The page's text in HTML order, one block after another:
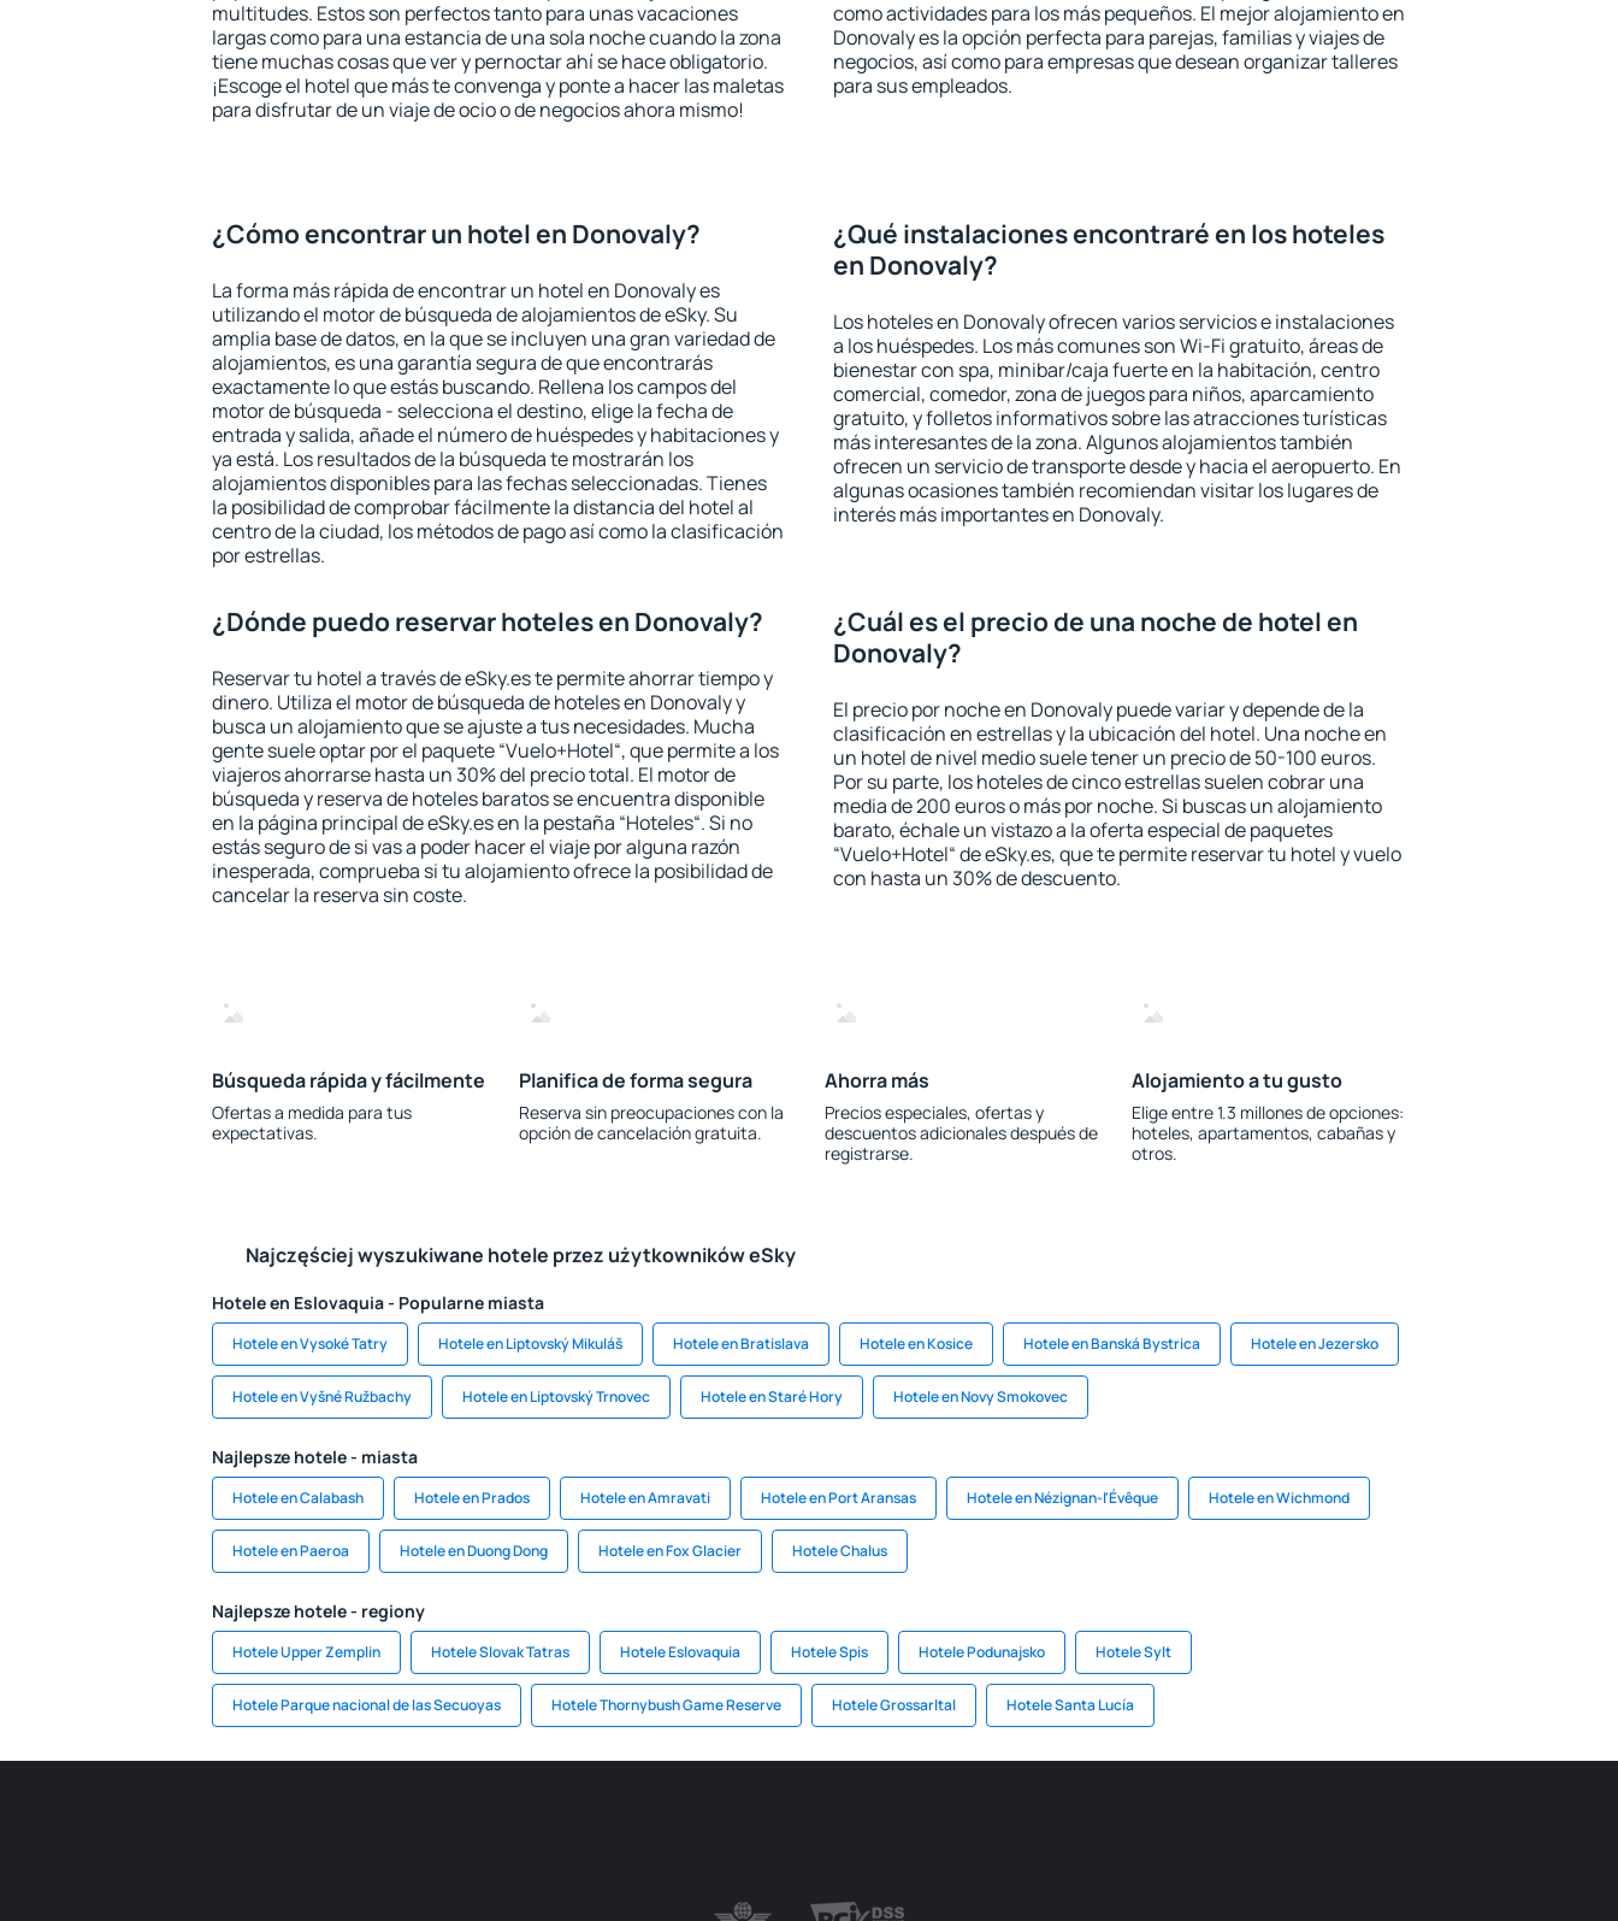
multitudes. Estos son perfectos tanto para unas vacaciones
largas como para una estancia de una sola noche cuando la zona
tiene muchas cosas que ver y pernoctar ahí se hace obligatorio.
¡Escoge el hotel que más te convenga y ponte a hacer las maletas
para disfrutar de un viaje de ocio o de negocios ahora mismo!
como actividades para los más pequeños. El mejor alojamiento en
Donovaly es la opción perfecta para parejas, familias y viajes de
negocios, así como para empresas que desean organizar talleres
para sus empleados.
¿Cómo encontrar un hotel en Donovaly?
La forma más rápida de encontrar un hotel en Donovaly es
utilizando el motor de búsqueda de alojamientos de eSky. Su
amplia base de datos, en la que se incluyen una gran variedad de
alojamientos, es una garantía segura de que encontrarás
exactamente lo que estás buscando. Rellena los campos del
motor de búsqueda - selecciona el destino, elige la fecha de
entrada y salida, añade el número de huéspedes y habitaciones y
ya está. Los resultados de la búsqueda te mostrarán los
alojamientos disponibles para las fechas seleccionadas. Tienes
la posibilidad de comprobar fácilmente la distancia del hotel al
centro de la ciudad, los métodos de pago así como la clasificación
por estrellas.
¿Qué instalaciones encontraré en los hoteles
en Donovaly?
Los hoteles en Donovaly ofrecen varios servicios e instalaciones
a los huéspedes. Los más comunes son Wi-Fi gratuito, áreas de
bienestar con spa, minibar/caja fuerte en la habitación, centro
comercial, comedor, zona de juegos para niños, aparcamiento
gratuito, y folletos informativos sobre las atracciones turísticas
más interesantes de la zona. Algunos alojamientos también
ofrecen un servicio de transporte desde y hacia el aeropuerto. En
algunas ocasiones también recomiendan visitar los lugares de
interés más importantes en Donovaly.
¿Dónde puedo reservar hoteles en Donovaly?
Reservar tu hotel a través de eSky.es te permite ahorrar tiempo y
dinero. Utiliza el motor de búsqueda de hoteles en Donovaly y
busca un alojamiento que se ajuste a tus necesidades. Mucha
gente suele optar por el paquete “Vuelo+Hotel“, que permite a los
viajeros ahorrarse hasta un 30% del precio total. El motor de
búsqueda y reserva de hoteles baratos se encuentra disponible
en la página principal de eSky.es en la pestaña “Hoteles“. Si no
estás seguro de si vas a poder hacer el viaje por alguna razón
inesperada, comprueba si tu alojamiento ofrece la posibilidad de
cancelar la reserva sin coste.
¿Cuál es el precio de una noche de hotel en
Donovaly?
El precio por noche en Donovaly puede variar y depende de la
clasificación en estrellas y la ubicación del hotel. Una noche en
un hotel de nivel medio suele tener un precio de 50-100 euros.
Por su parte, los hoteles de cinco estrellas suelen cobrar una
media de 200 euros o más por noche. Si buscas un alojamiento
barato, échale un vistazo a la oferta especial de paquetes
“Vuelo+Hotel“ de eSky.es, que te permite reservar tu hotel y vuelo
con hasta un 30% de descuento.
Búsqueda rápida y fácilmente
Ofertas a medida para tus
expectativas.
Planifica de forma segura
Reserva sin preocupaciones con la
opción de cancelación gratuita.
Ahorra más
Precios especiales, ofertas y
descuentos adicionales después de
registrarse.
Alojamiento a tu gusto
Elige entre 1.3 millones de opciones:
hoteles, apartamentos, cabañas y
otros.
Najczęściej wyszukiwane hotele przez użytkowników eSky
Hotele en Eslovaquia - Popularne miasta
Hotele en Vysoké Tatry Hotele en Liptovský Mikuláš Hotele en Bratislava Hotele en Kosice Hotele en Banská Bystrica Hotele en Jezersko
Hotele en Vyšné Ružbachy Hotele en Liptovský Trnovec Hotele en Staré Hory Hotele en Novy Smokovec
Najlepsze hotele - miasta
Hotele en Calabash Hotele en Prados Hotele en Amravati Hotele en Port Aransas Hotele en Nézignan-l'Évêque Hotele en Wichmond
Hotele en Paeroa Hotele en Duong Dong Hotele en Fox Glacier Hotele Chalus
Najlepsze hotele - regiony
Hotele Upper Zemplin Hotele Slovak Tatras Hotele Eslovaquia Hotele Spis Hotele Podunajsko Hotele Sylt
Hotele Parque nacional de las Secuoyas Hotele Thornybush Game Reserve Hotele Grossarltal Hotele Santa Lucía